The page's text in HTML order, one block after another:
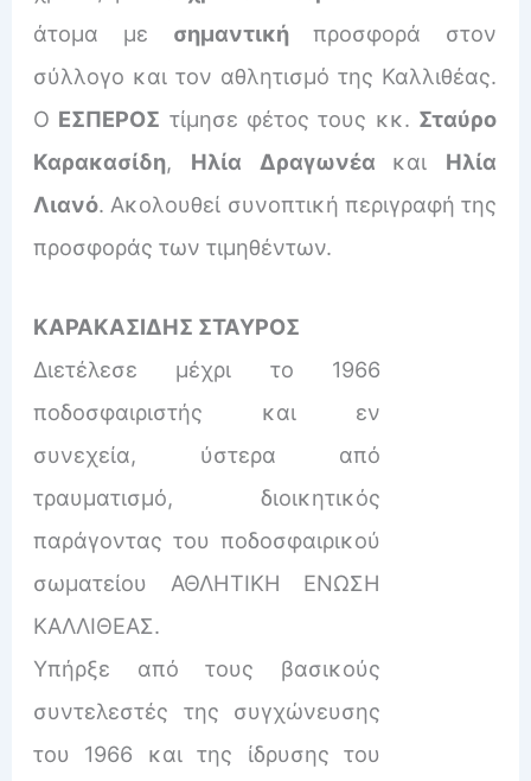
άτομα με σημαντικήπροσφορά στον
σύλλογο και τον αθλητισμό της Καλλιθέας.
Ο ΕΣΠΕΡΟΣ τίμησε φέτος τους κκ. Σταύρο
Καρακασίδη, Ηλία Δραγωνέα και Ηλία
Λιανό. Ακολουθεί συνοπτική περιγραφή της
προσφοράς των τιμηθέντων.
ΚΑΡΑΚΑΣΙΔΗΣ ΣΤΑΥΡΟΣ
Διετέλεσε μέχρι το 1966
ποδοσφαιριστής και εν
συνεχεία, ύστερα από
τραυματισμό, διοικητικός
παράγοντας του ποδοσφαιρικού
σωματείου ΑΘΛΗΤΙΚΗ ΕΝΩΣΗ
ΚΑΛΛΙΘΕΑΣ.
Υπήρξε από τους βασικούς
συντελεστές της συγχώνευσης
του 1966 και της ίδρυσης του